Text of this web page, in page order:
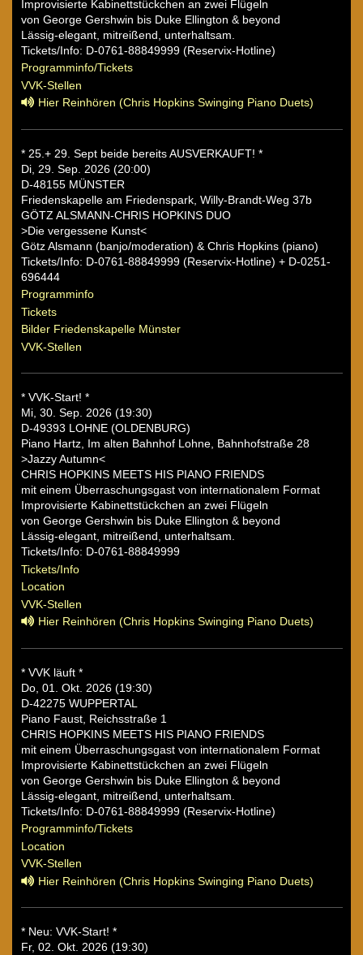
Improvisierte Kabinettstückchen an zwei Flügeln
von George Gershwin bis Duke Ellington & beyond
Lässig-elegant, mitreißend, unterhaltsam.
Tickets/Info: D-0761-88849999 (Reservix-Hotline)
Programminfo/Tickets
VVK-Stellen
Hier Reinhören (Chris Hopkins Swinging Piano Duets)
* 25.+ 29. Sept beide bereits AUSVERKAUFT! *
Di, 29. Sep. 2026 (20:00)
D-48155 MÜNSTER
Friedenskapelle am Friedenspark, Willy-Brandt-Weg 37b
GÖTZ ALSMANN-CHRIS HOPKINS DUO
>Die vergessene Kunst<
Götz Alsmann (banjo/moderation) & Chris Hopkins (piano)
Tickets/Info: D-0761-88849999 (Reservix-Hotline) + D-0251-
696444
Programminfo
Tickets
Bilder Friedenskapelle Münster
VVK-Stellen
* VVK-Start! *
Mi, 30. Sep. 2026 (19:30)
D-49393 LOHNE (OLDENBURG)
Piano Hartz, Im alten Bahnhof Lohne, Bahnhofstraße 28
>Jazzy Autumn<
CHRIS HOPKINS MEETS HIS PIANO FRIENDS
mit einem Überraschungsgast von internationalem Format
Improvisierte Kabinettstückchen an zwei Flügeln
von George Gershwin bis Duke Ellington & beyond
Lässig-elegant, mitreißend, unterhaltsam.
Tickets/Info: D-0761-88849999
Tickets/Info
Location
VVK-Stellen
Hier Reinhören (Chris Hopkins Swinging Piano Duets)
* VVK läuft *
Do, 01. Okt. 2026 (19:30)
D-42275 WUPPERTAL
Piano Faust, Reichsstraße 1
CHRIS HOPKINS MEETS HIS PIANO FRIENDS
mit einem Überraschungsgast von internationalem Format
Improvisierte Kabinettstückchen an zwei Flügeln
von George Gershwin bis Duke Ellington & beyond
Lässig-elegant, mitreißend, unterhaltsam.
Tickets/Info: D-0761-88849999 (Reservix-Hotline)
Programminfo/Tickets
Location
VVK-Stellen
Hier Reinhören (Chris Hopkins Swinging Piano Duets)
* Neu: VVK-Start! *
Fr, 02. Okt. 2026 (19:30)